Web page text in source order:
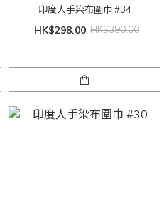
印度人手染布圍巾 #34
HK$298.00 HK$390.00